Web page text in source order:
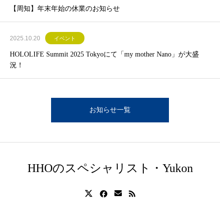
【周知】年末年始の休業のお知らせ
2025.10.20 イベント
HOLOLIFE Summit 2025 Tokyoにて「my mother Nano」が大盛
況！
お知らせ一覧
HHOのスペシャリスト・Yukon